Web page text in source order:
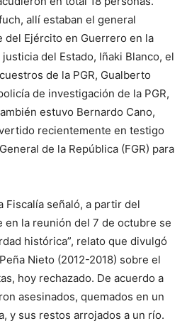
allí estaban el general
del Ejército en Guerrero en la
del Estado, Iñaki Blanco, el
de la PGR, Gualberto
de investigación de la PGR,
estuvo Bernardo Cano,
recientemente en testigo
de la República (FGR) para
Fiscalía señaló, a partir del
en la reunión del 7 de octubre se
histórica”, relato que divulgó
Nieto (2012-2018) sobre el
hoy rechazado. De acuerdo a
asesinados, quemados en un
y sus restos arrojados a un río.